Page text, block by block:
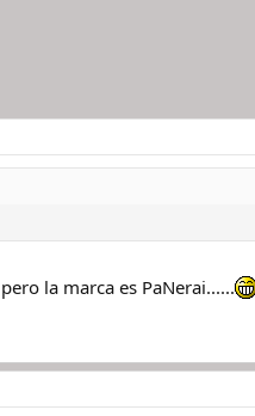
la marca es PaNerai......